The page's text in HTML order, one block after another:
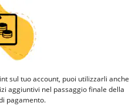
sul tuo account, puoi utilizzarli anche
aggiuntivi nel passaggio finale della
pagamento.